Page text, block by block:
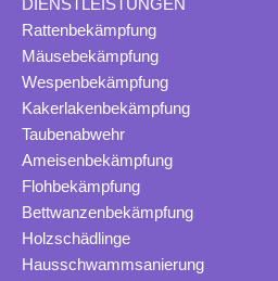
DIENSTLEISTUNGEN
Rattenbekämpfung
Mäusebekämpfung
Wespenbekämpfung
Kakerlakenbekämpfung
Taubenabwehr
Ameisenbekämpfung
Flohbekämpfung
Bettwanzenbekämpfung
Holzschädlinge
Hausschwammsanierung